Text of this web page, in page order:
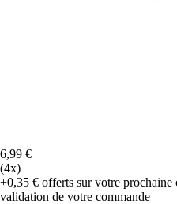
6,99 €
(4x)
+0,35 € offerts sur votre prochaine
validation de votre commande